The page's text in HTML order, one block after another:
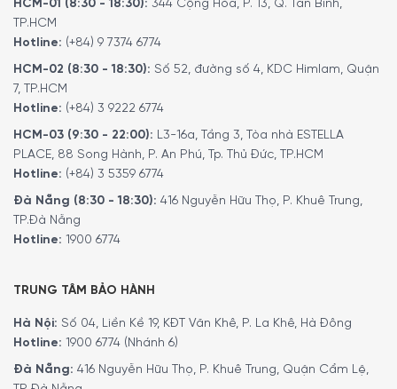
HCM-01 (8:30 - 18:30): 344 Cộng Hòa, P. 13, Q. Tân Bình,
TP.HCM
Hotline: (+84) 9 7374 6774
HCM-02 (8:30 - 18:30): Số 52, đường số 4, KDC Himlam, Quận
7, TP.HCM
Hotline: (+84) 3 9222 6774
HCM-03 (9:30 - 22:00): L3-16a, Tầng 3, Tòa nhà ESTELLA
PLACE, 88 Song Hành, P. An Phú, Tp. Thủ Đức, TP.HCM
Hotline: (+84) 3 5359 6774
Đà Nẵng (8:30 - 18:30): 416 Nguyễn Hữu Thọ, P. Khuê Trung,
TP.Đà Nẵng
Hotline: 1900 6774
TRUNG TÂM BẢO HÀNH
Hà Nội: Số 04, Liền Kề 19, KĐT Văn Khê, P. La Khê, Hà Đông
Hotline: 1900 6774 (Nhánh 6)
Đà Nẵng: 416 Nguyễn Hữu Thọ, P. Khuê Trung, Quận Cẩm Lệ,